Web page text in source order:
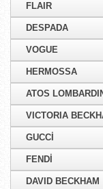
FLAIR
DESPADA
VOGUE
HERMOSSA
ATOS
VICTORIA
GUCCİ
FENDİ
DAVID BECKHAM